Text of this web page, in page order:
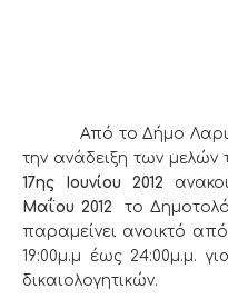
Από το Δήμο
την ανάδειξη των μελών
17ης Ιουνίου 2012
Μαΐου 2012το
παραμείνει ανοικτό
19:00μ.μ έως 24:00μ.μ.
δικαιολογητικών.